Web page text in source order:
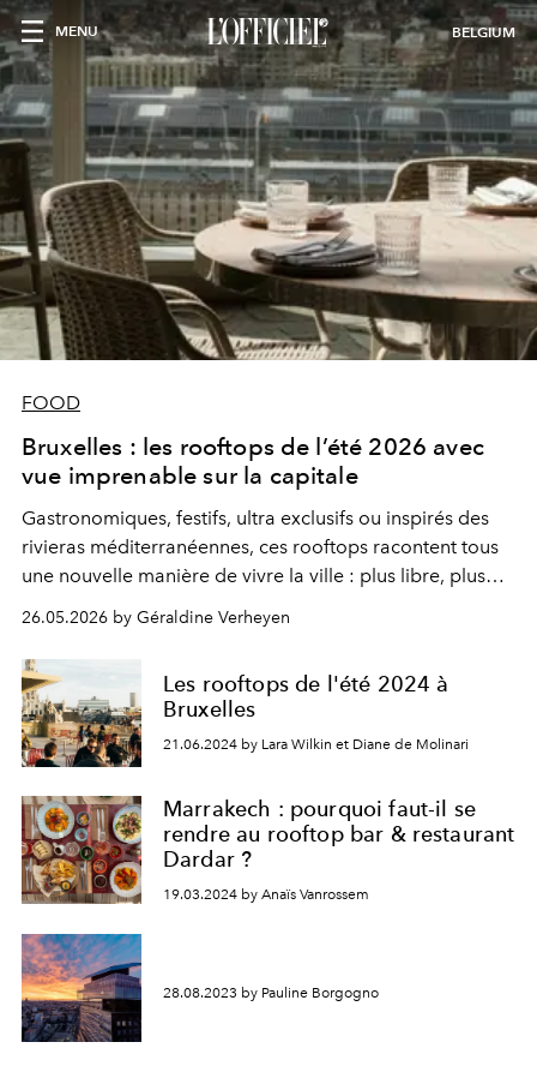
MENU BELGIUM
FOOD
Bruxelles : les rooftops de l’été 2026 avec
vue imprenable sur la capitale
Gastronomiques, festifs, ultra exclusifs ou inspirés des
rivieras méditerranéennes, ces rooftops racontent tous
une nouvelle manière de vivre la ville : plus libre, plus
hédoniste, plus aérienne.
26.05.2026 by Géraldine Verheyen
Les rooftops de l'été 2024 à
Bruxelles
21.06.2024 by Lara Wilkin et Diane de Molinari
Marrakech : pourquoi faut-il se
rendre au rooftop bar & restaurant
Dardar ?
19.03.2024 by Anaïs Vanrossem
28.08.2023 by Pauline Borgogno